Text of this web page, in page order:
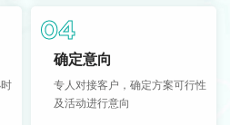
04
确定意向
专人对接客户，确定方案可行性
及活动进行意向